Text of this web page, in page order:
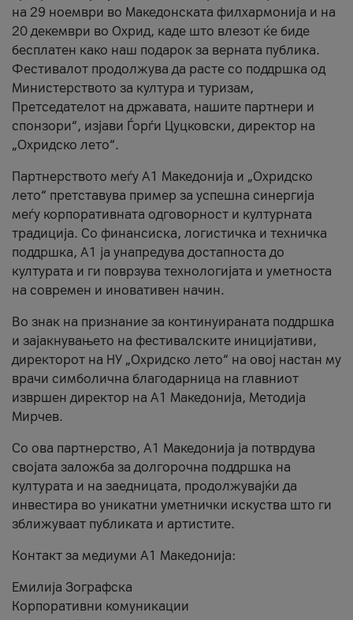
на 29 ноември во Македонската филхармонија и на
20 декември во Охрид, каде што влезот ќе биде
бесплатен како наш подарок за верната публика.
Фестивалот продолжува да расте со поддршка од
Министерството за култура и туризам,
Претседателот на државата, нашите партнери и
спонзори“, изјави Ѓорѓи Цуцковски, директор на
„Охридско лето“.
Партнерството меѓу A1 Македонија и „Охридско
лето“ претставува пример за успешна синергија
меѓу корпоративната одговорност и културната
традиција. Со финансиска, логистичка и техничка
поддршка, A1 ја унапредува достапноста до
културата и ги поврзува технологијата и уметноста
на современ и иновативен начин.
Во знак на признание за континуираната поддршка
и зајакнувањето на фестивалските иницијативи,
директорот на НУ „Охридско лето“ на овој настан му
врачи симболична благодарница на главниот
извршен директор на A1 Македонија, Методија
Мирчев.
Со ова партнерство, A1 Македонија ја потврдува
својата заложба за долгорочна поддршка на
културата и на заедницата, продолжувајќи да
инвестира во уникатни уметнички искуства што ги
зближуваат публиката и артистите.
Контакт за медиуми А1 Македонија:
Емилија Зографска
Корпоративни комуникации